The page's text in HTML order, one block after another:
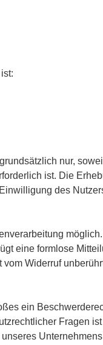
nur,
ist. Die
des
eine formlose
Widerruf
ein
Fragen